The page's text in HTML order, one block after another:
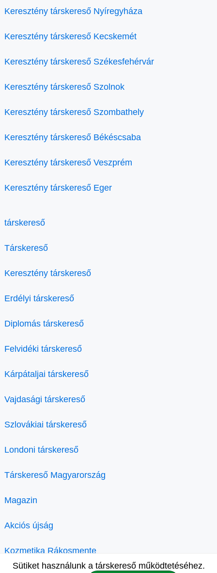
Keresztény társkereső Nyíregyháza
Keresztény társkereső Kecskemét
Keresztény társkereső Székesfehérvár
Keresztény társkereső Szolnok
Keresztény társkereső Szombathely
Keresztény társkereső Békéscsaba
Keresztény társkereső Veszprém
Keresztény társkereső Eger
társkereső
Társkereső
Keresztény társkereső
Erdélyi társkereső
Diplomás társkereső
Felvidéki társkereső
Kárpátaljai társkereső
Vajdasági társkereső
Szlovákiai társkereső
Londoni társkereső
Társkereső Magyarország
Magazin
Akciós újság
Kozmetika Rákosmente
Sütiket használunk a társkereső működtetéséhez.